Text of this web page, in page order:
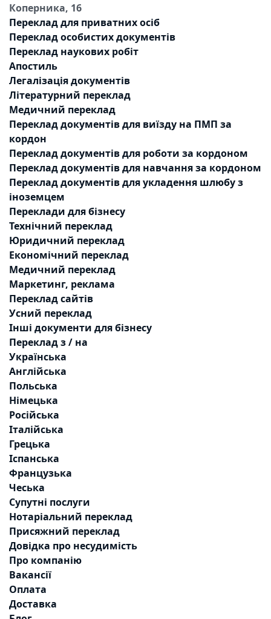
Коперника, 16
Переклад для приватних осіб
Переклад особистих документів
Переклад наукових робіт
Апостиль
Легалізація документів
Літературний переклад
Медичний переклад
Переклад документів для виїзду на ПМП за
кордон
Переклад документів для роботи за кордоном
Переклад документів для навчання за кордоном
Переклад документів для укладення шлюбу з
іноземцем
Переклади для бізнесу
Технічний переклад
Юридичний переклад
Економічний переклад
Медичний переклад
Маркетинг, реклама
Переклад сайтів
Усний переклад
Інші документи для бізнесу
Переклад з / на
Українська
Англійська
Польська
Німецька
Російська
Італійська
Грецька
Іспанська
Французька
Чеська
Супутні послуги
Нотаріальний переклад
Присяжний переклад
Довідка про несудимість
Про компанію
Вакансії
Оплата
Доставка